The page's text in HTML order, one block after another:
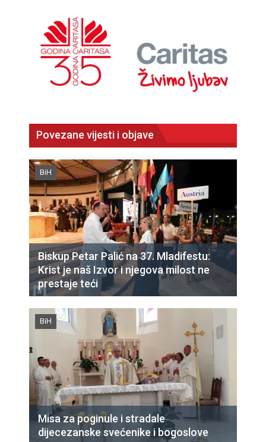
Povezane vijesti i objave
BiH
Biskup Petar Palić na 37. Mladifestu:
Krist je naš Izvor i njegova milost ne
prestaje teći
BiH
Misa za poginule i stradale
dijecezanske svećenike i bogoslove